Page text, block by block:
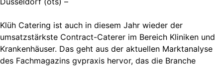
Klüh Catering ist auch in diesem Jahr wieder der
umsatzstärkste Contract-Caterer im Bereich Kliniken und
Krankenhäuser. Das geht aus der aktuellen Marktanalyse
des Fachmagazins gvpraxis hervor, das die Branche